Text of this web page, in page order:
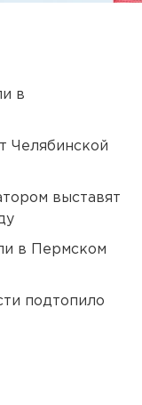
в
Челябинской
выставят
в Пермском
подтопило